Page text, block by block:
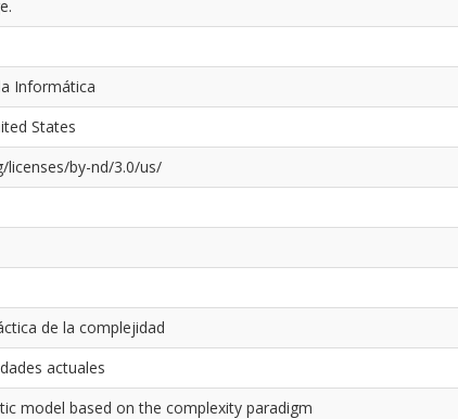
Informática
States
by-nd/3.0/us/
de la complejidad
actuales
model based on the complexity paradigm